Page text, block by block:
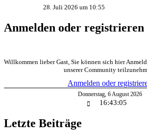
28. Juli 2026 um 10:55
Anmelden oder registrieren
Willkommen lieber Gast, Sie können sich hier
unserer Community
Anmelden oder
Donnerstag, 6August 2026
16:43:06
Letzte Beiträge